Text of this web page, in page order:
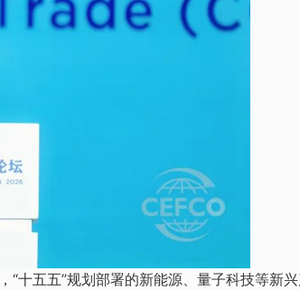
十五五”规划部署的新能源、量子科技等新